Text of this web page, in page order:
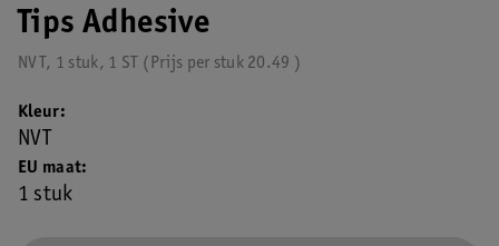
Tips Adhesive
NVT, 1 stuk, 1 ST 20.49
Prijs per stuk
EU maat
1 stuk
Kleur
NVT